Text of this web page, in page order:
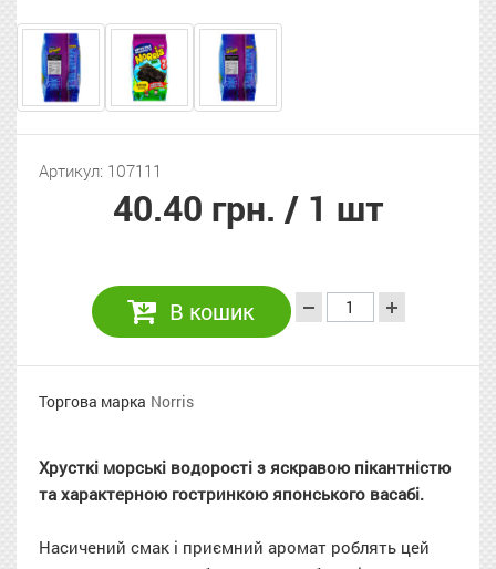
Артикул: 107111
40.40 грн. / 1 шт
В кошик
Торгова марка Norris
Хрусткі морські водорості з яскравою пікантністю
та характерною гостринкою японського васабі.
Насичений смак і приємний аромат роблять цей